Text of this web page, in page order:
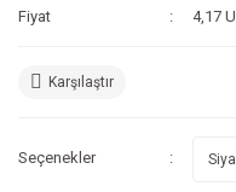
Fiyat 4,17
Karşılaştır
Seçenekler